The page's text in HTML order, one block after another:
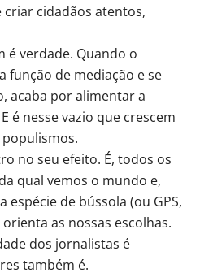
cidadãos atentos,
é verdade. Quando o
função de mediação e se
acaba por alimentar a
é nesse vazio que crescem
no seu efeito. É, todos os
qual vemos o mundo e,
de bússola (ou GPS,
as nossas escolhas.
dos jornalistas é
também é.